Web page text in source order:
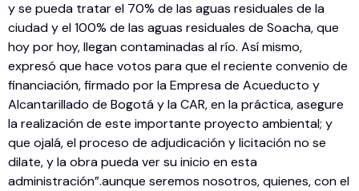
y se pueda tratar el 70% de las aguas residuales de la
ciudad y el 100% de las aguas residuales de Soacha, que
hoy por hoy, llegan contaminadas al río. Así mismo,
expresó que hace votos para que el reciente convenio de
financiación, firmado por la Empresa de Acueducto y
Alcantarillado de Bogotá y la CAR, en la práctica, asegure
la realización de este importante proyecto ambiental; y
que ojalá, el proceso de adjudicación y licitación no se
dilate, y la obra pueda ver su inicio en esta
administración”.aunque seremos nosotros, quienes, con el